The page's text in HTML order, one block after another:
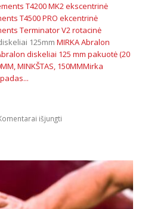
T4200 MK2 ekscentrinė
T4500 PRO ekcentrinė
Terminator V2 rotacinė
125mm MIRKA Abralon
diskeliai 125 mm pakuotė (20
MINKŠTAS, 150MMMirka
išjungti